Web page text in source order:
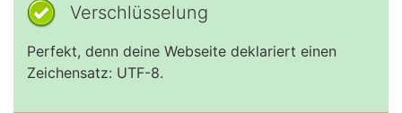
Verschlüsselung
Perfekt, denn deine Webseite deklariert einen
Zeichensatz: UTF-8.